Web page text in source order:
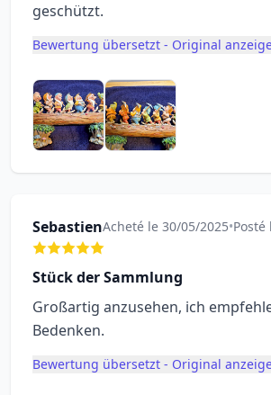
geschützt.
Bewertung übersetzt - Original
SebastienAcheté le 30/05/2025•Posté
Stück der Sammlung
Großartig anzusehen, ich
Bedenken.
Bewertung übersetzt - Original